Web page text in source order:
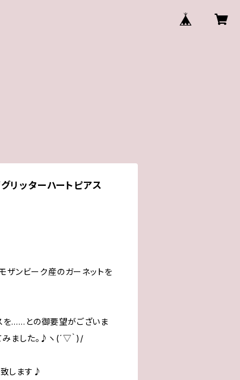
ッターハートピアス
ザンビーク産のガーネットを
を……との御要望がございま
みました。♪ヽ(´▽｀)/
致します♪